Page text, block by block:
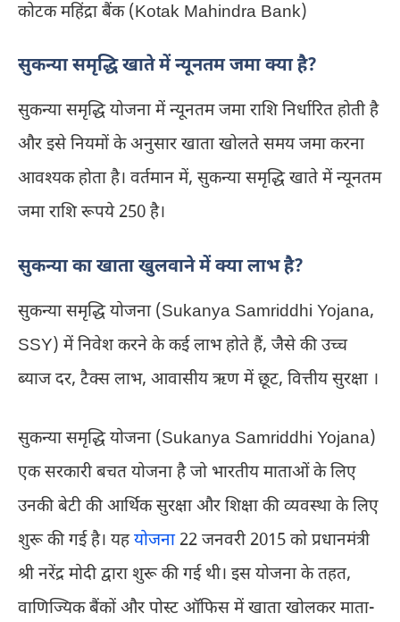
कोटक महिंद्रा बैंक (Kotak Mahindra Bank)
सुकन्या समृद्धि खाते में न्यूनतम जमा क्या है?
सुकन्या समृद्धि योजना में न्यूनतम जमा राशि निर्धारित होती है
और इसे नियमों के अनुसार खाता खोलते समय जमा करना
आवश्यक होता है। वर्तमान में, सुकन्या समृद्धि खाते में न्यूनतम
जमा राशि रूपये 250 है।
सुकन्या का खाता खुलवाने में क्या लाभ है?
सुकन्या समृद्धि योजना (Sukanya Samriddhi Yojana,
SSY) में निवेश करने के कई लाभ होते हैं, जैसे की उच्च
ब्याज दर, टैक्स लाभ, आवासीय ऋण में छूट, वित्तीय सुरक्षा ।
सुकन्या समृद्धि योजना (Sukanya Samriddhi Yojana)
एक सरकारी बचत योजना है जो भारतीय माताओं के लिए
उनकी बेटी की आर्थिक सुरक्षा और शिक्षा की व्यवस्था के लिए
शुरू की गई है। यहयोजना 22 जनवरी 2015 को प्रधानमंत्री
श्री नरेंद्र मोदी द्वारा शुरू की गई थी। इस योजना के तहत,
वाणिज्यिक बैंकों और पोस्ट ऑफिस में खाता खोलकर माता-